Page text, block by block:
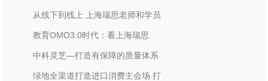
从线下到线上 上海瑞思老师和学员
教育OMO3.0时代：看上海瑞思
中科灵芝—打造有保障的质量体系
绿地全渠道打造进口消费主会场 打